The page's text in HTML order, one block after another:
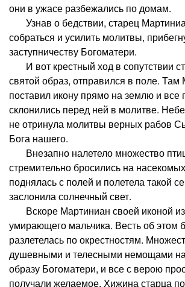
они в ужасе разбежались по домам.
Узнав о бедствии, старец
собраться и усилить молитвы,
заступничеству Богоматери.
И вот крестный ход в сопутствии
святой образ, отправился в поле. Там
поставил икону прямо на землю и все
склонились перед ней в молитве.
не отринула молитвы верных рабов
Бога нашего.
Внезапно налетело множество
стремительно бросились на
поднялась с полей и полетела такой
заслонила солнечный свет.
Вскоре Мартиниан своей иконой
умирающего мальчика. Весть об этом
разлетелась по окрестностям.
душевными и телесными немощами
образу Богоматери, и все с верою
получали желаемое. Хижина старца